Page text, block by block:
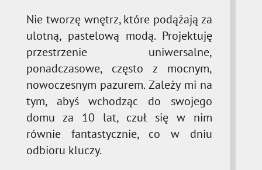
Nie tworzę wnętrz, które podążają za
ulotną, pastelową modą. Projektuję
przestrzenie uniwersalne,
ponadczasowe, często z mocnym,
nowoczesnym pazurem. Zależy mi na
tym, abyś wchodząc do swojego
domu za 10 lat, czuł się w nim
równie fantastycznie, co w dniu
odbioru kluczy.